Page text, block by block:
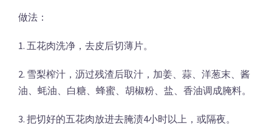
做法：
1. 五花肉洗净，去皮后切薄片。
2. 雪梨榨汁，沥过残渣后取汁，加姜、蒜、洋葱末、酱
油、蚝油、白糖、蜂蜜、胡椒粉、盐、香油调成腌料。
3. 把切好的五花肉放进去腌渍4小时以上，或隔夜。